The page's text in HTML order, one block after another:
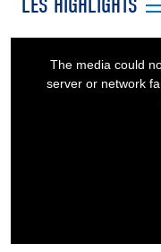
LES HIGHLIGHTS
The media could
server or network